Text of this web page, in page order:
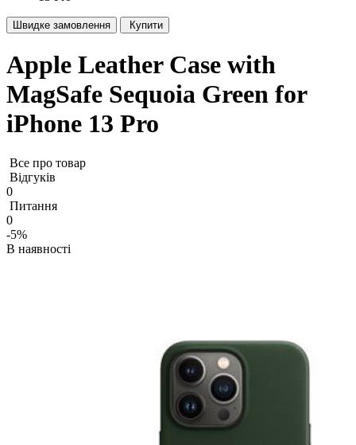
Швидке замовлення Купити
Apple Leather Case with
MagSafe Sequoia Green for
iPhone 13 Pro
Все про товар
Відгуків
0
Питання
0
-5%
В наявності